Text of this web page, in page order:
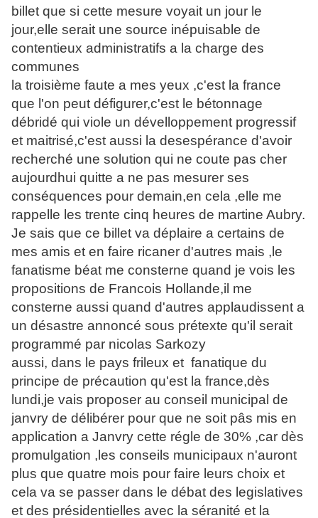
billet que si cette mesure voyait un jour le
jour,elle serait une source inépuisable de
contentieux administratifs a la charge des
communes
la troisième faute a mes yeux ,c'est la france
que l'on peut défigurer,c'est le bétonnage
débridé qui viole un dévelloppement progressif
et maitrisé,c'est aussi la desespérance d'avoir
recherché une solution qui ne coute pas cher
aujourdhui quitte a ne pas mesurer ses
conséquences pour demain,en cela ,elle me
rappelle les trente cinq heures de martine Aubry.
Je sais que ce billet va déplaire a certains de
mes amis et en faire ricaner d'autres mais ,le
fanatisme béat me consterne quand je vois les
propositions de Francois Hollande,il me
consterne aussi quand d'autres applaudissent a
un désastre annoncé sous prétexte qu'il serait
programmé par nicolas Sarkozy
aussi, dans le pays frileux et fanatique du
principe de précaution qu'est la france,dès
lundi,je vais proposer au conseil municipal de
janvry de délibérer pour que ne soit pâs mis en
application a Janvry cette régle de 30% ,car dès
promulgation ,les conseils municipaux n'auront
plus que quatre mois pour faire leurs choix et
cela va se passer dans le débat des legislatives
et des présidentielles avec la séranité et la